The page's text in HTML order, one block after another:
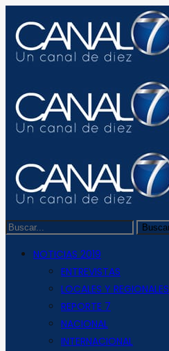
NOTICIAS 2019
ENTREVISTAS
LOCALES Y REGIONALES
REPORTE 7
NACIONAL
INTERNACIONAL